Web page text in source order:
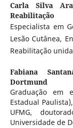
Carla Silva
Reabilitação
Especialista em
Lesão Cutânea,
Reabilitação
Fabiana
Dortmund
Graduação em
Estadual
UFMG,
Universidade de